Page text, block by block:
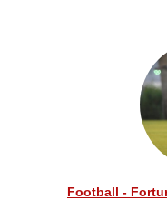
Football -